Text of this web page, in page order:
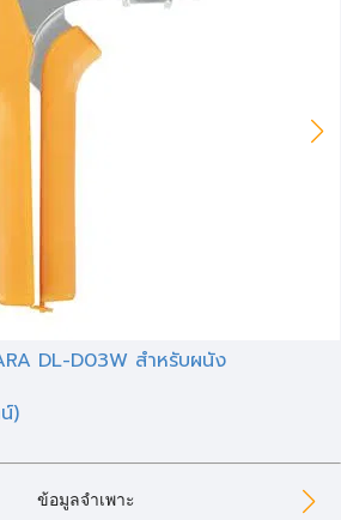
DL-D03W สำหรับผนัง
)
ข้อมูลจำเพาะ